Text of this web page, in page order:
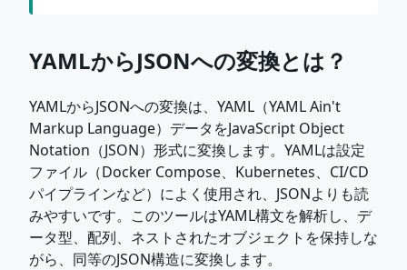
YAMLからJSONへの変換とは？
YAMLからJSONへの変換は、YAML（YAML Ain't
Markup Language）データをJavaScript Object
Notation（JSON）形式に変換します。YAMLは設定
ファイル（Docker Compose、Kubernetes、CI/CD
パイプラインなど）によく使用され、JSONよりも読
みやすいです。このツールはYAML構文を解析し、デ
ータ型、配列、ネストされたオブジェクトを保持しな
がら、同等のJSON構造に変換します。